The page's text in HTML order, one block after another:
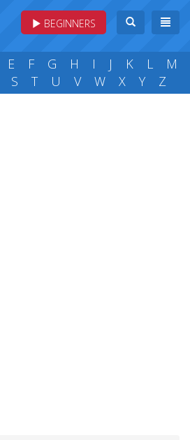
BEGINNERS
E F G H I J K L
M
S T U V W X Y Z